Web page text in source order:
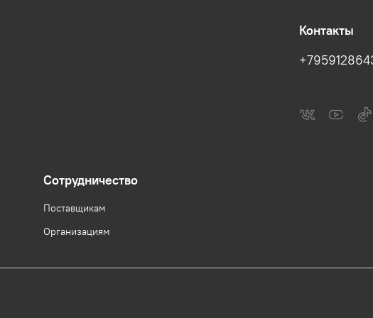
Сотрудничество
Поставщикам
Организациям
Контакты